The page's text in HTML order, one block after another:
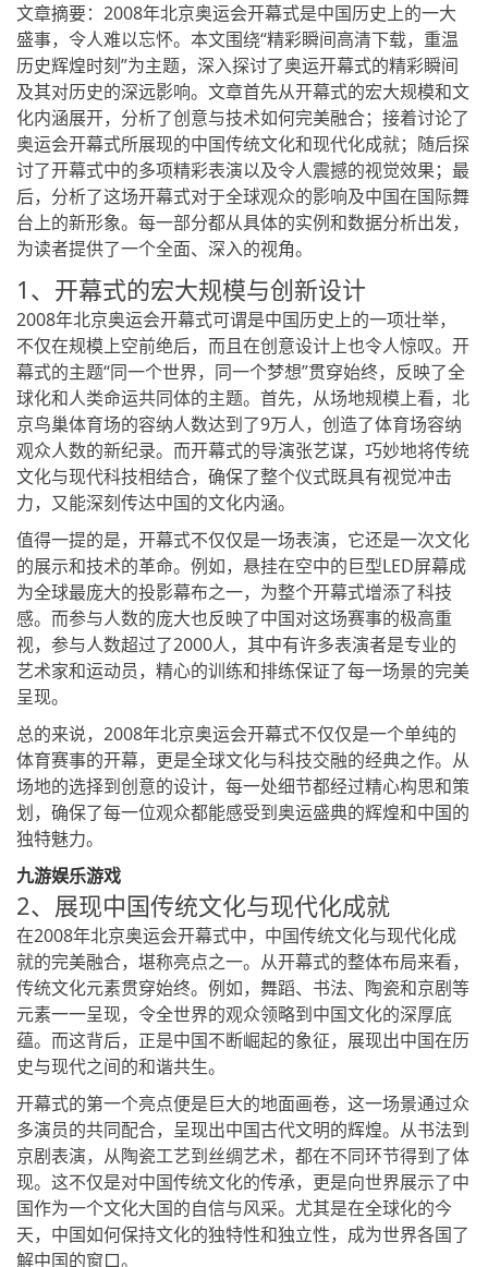
文章摘要：2008年北京奥运会开幕式是中国历史上的一大
盛事，令人难以忘怀。本文围绕“精彩瞬间高清下载，重温
历史辉煌时刻”为主题，深入探讨了奥运开幕式的精彩瞬间
及其对历史的深远影响。文章首先从开幕式的宏大规模和文
化内涵展开，分析了创意与技术如何完美融合；接着讨论了
奥运会开幕式所展现的中国传统文化和现代化成就；随后探
讨了开幕式中的多项精彩表演以及令人震撼的视觉效果；最
后，分析了这场开幕式对于全球观众的影响及中国在国际舞
台上的新形象。每一部分都从具体的实例和数据分析出发，
为读者提供了一个全面、深入的视角。
1、开幕式的宏大规模与创新设计
2008年北京奥运会开幕式可谓是中国历史上的一项壮举，
不仅在规模上空前绝后，而且在创意设计上也令人惊叹。开
幕式的主题“同一个世界，同一个梦想”贯穿始终，反映了全
球化和人类命运共同体的主题。首先，从场地规模上看，北
京鸟巢体育场的容纳人数达到了9万人，创造了体育场容纳
观众人数的新纪录。而开幕式的导演张艺谋，巧妙地将传统
文化与现代科技相结合，确保了整个仪式既具有视觉冲击
力，又能深刻传达中国的文化内涵。
值得一提的是，开幕式不仅仅是一场表演，它还是一次文化
的展示和技术的革命。例如，悬挂在空中的巨型LED屏幕成
为全球最庞大的投影幕布之一，为整个开幕式增添了科技
感。而参与人数的庞大也反映了中国对这场赛事的极高重
视，参与人数超过了2000人，其中有许多表演者是专业的
艺术家和运动员，精心的训练和排练保证了每一场景的完美
呈现。
总的来说，2008年北京奥运会开幕式不仅仅是一个单纯的
体育赛事的开幕，更是全球文化与科技交融的经典之作。从
场地的选择到创意的设计，每一处细节都经过精心构思和策
划，确保了每一位观众都能感受到奥运盛典的辉煌和中国的
独特魅力。
九游娱乐游戏
2、展现中国传统文化与现代化成就
在2008年北京奥运会开幕式中，中国传统文化与现代化成
就的完美融合，堪称亮点之一。从开幕式的整体布局来看，
传统文化元素贯穿始终。例如，舞蹈、书法、陶瓷和京剧等
元素一一呈现，令全世界的观众领略到中国文化的深厚底
蕴。而这背后，正是中国不断崛起的象征，展现出中国在历
史与现代之间的和谐共生。
开幕式的第一个亮点便是巨大的地面画卷，这一场景通过众
多演员的共同配合，呈现出中国古代文明的辉煌。从书法到
京剧表演，从陶瓷工艺到丝绸艺术，都在不同环节得到了体
现。这不仅是对中国传统文化的传承，更是向世界展示了中
国作为一个文化大国的自信与风采。尤其是在全球化的今
天，中国如何保持文化的独特性和独立性，成为世界各国了
解中国的窗口。